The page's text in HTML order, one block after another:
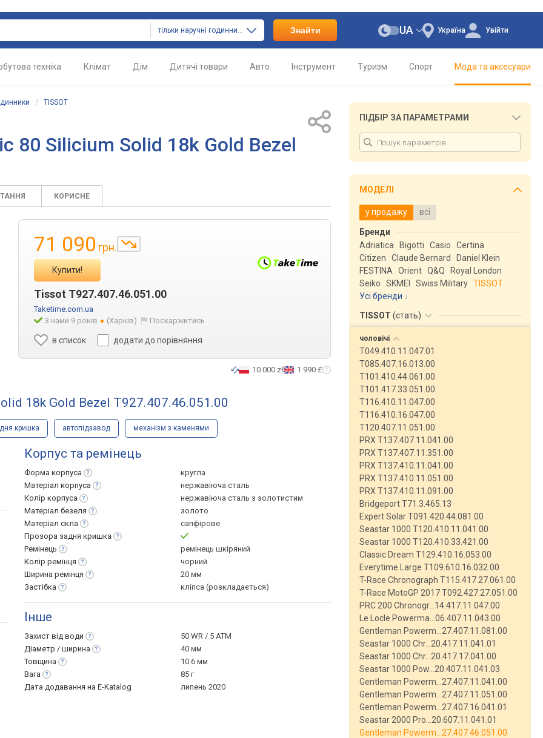
тільки наручні годинники Знайти Україна
UA Увійти
техніка Клімат Дім Дитячі товари Авто Інструмент Туризм Спорт Мода та аксесуари
/ TISSOT
80 Silicium Solid 18k Gold Bezel
КОРИСНЕ
71 090 грн.
Купити!
Tissot T927.407.46.051.00
Taketime.com.ua
З нами 9 років
(Харків) Поскаржитись
в список додати до порівняння
10 000 zł 1 990 £
18k Gold Bezel T927.407.46.051.00
кришка автопідзавод механізм з каменями
Корпус та ремінець
Форма корпуса
кругла
Матеріал корпуса
нержавіюча сталь
Колір корпуса
нержавіюча сталь з золотистим
Матеріал безеля
золото
Матеріал скла
сапфірове
Прозора задня кришка
Ремінець
ремінець шкіряний
Колір ремінця
чорний
Ширина ремінця
20 мм
Застібка
кліпса (розкладається)
Інше
Захист від води
50 WR / 5 ATM
Діаметр / ширина
40 мм
Товщина
10.6 мм
Вага
85 г
Дата додавання на E-Katalog
липень 2020
ПІДБІР ЗА ПАРАМЕТРАМИ
МОДЕЛІ
у продажу всі
Бренди
Adriatica
Bigotti Casio
Certina
Citizen
Claude Bernard
Daniel Klein
FESTINA
Orient Q&Q
Royal London
Seiko
SKMEI Swiss Military TISSOT
Усі бренди
TISSOT (стать)
чоловічі
T049.410.11.047.01
T085.407.16.013.00
T101.410.44.061.00
T101.417.33.051.00
T116.410.11.047.00
T116.410.16.047.00
T120.407.11.051.00
PRX T137.407.11.041.00
PRX T137.407.11.351.00
PRX T137.410.11.041.00
PRX T137.410.11.051.00
PRX T137.410.11.091.00
Bridgeport T71.3.465.13
Expert Solar T091.420.44.081.00
Seastar 1000 T120.410.11.041.00
Seastar 1000 T120.410.33.421.00
Classic Dream T129.410.16.053.00
Everytime Large T109.610.16.032.00
T-Race Chronograph T115.417.27.061.00
T-Race MotoGP 2017 T092.427.27.051.00
PRC 200 Chronogr…14.417.11.047.00
Le Locle Powerma…06.407.11.043.00
Gentleman Powerm…27.407.11.081.00
Seastar 1000 Chr…20.417.11.041.01
Seastar 1000 Chr…20.417.17.041.00
Seastar 1000 Pow…20.407.11.041.03
Gentleman Powerm…27.407.11.041.00
Gentleman Powerm…27.407.11.051.00
Gentleman Powerm…27.407.16.041.01
Seastar 2000 Pro…20.607.11.041.01
Gentleman Powerm…27.407.46.051.00